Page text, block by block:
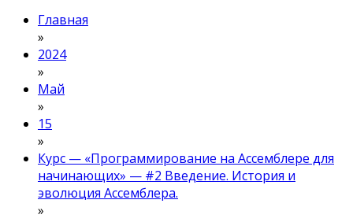
Главная
»
2024
»
Май
»
15
»
Курс — «Программирование на Ассемблере для
начинающих» — #2 Введение. История и
эволюция Ассемблера.
»